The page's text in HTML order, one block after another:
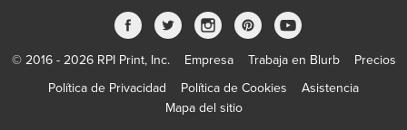
© 2016 - 2026 RPI Print, Inc. Empresa Trabaja en Blurb
Precios
Política de Privacidad
Política de Cookies
Asistencia
Mapa del sitio